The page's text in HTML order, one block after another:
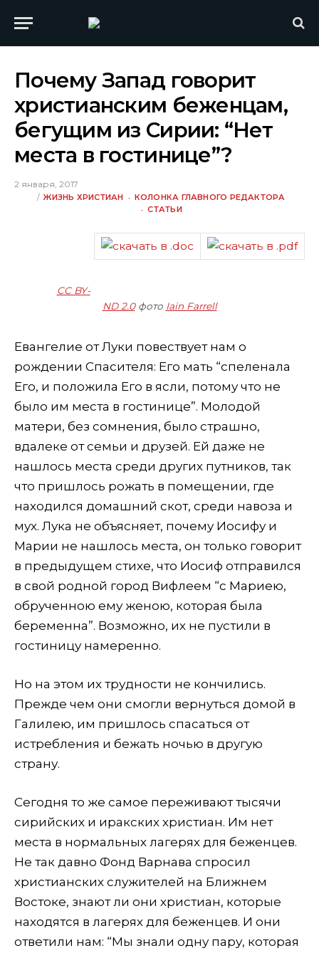
Почему Запад говорит
христианским беженцам,
бегущим из Сирии: “Нет
места в гостинице”?
2 января, 2017
ЖИЗНЬ ХРИСТИАН
КОЛОНКА ГЛАВНОГО РЕДАКТОРА
СТАТЬИ
CC BY-
ND 2.0фото Iain Farrell
Евангелие от Луки повествует нам о
рождении Спасителя: Его мать “спеленала
Его, и положила Его в ясли, потому что не
было им места в гостинице”. Молодой
матери, без сомнения, было страшно,
вдалеке от семьи и друзей. Ей даже не
нашлось места среди других путников, так
что пришлось рожать в помещении, где
находился домашний скот, среди навоза и
мух. Лука не объясняет, почему Иосифу и
Марии не нашлось места, он только говорит
в предыдущем стихе, что Иосиф отправился
в свой родной город Вифлеем “с Мариею,
обрученною ему женою, которая была
беременна”. Возможно, их не пустили в
гостиницу намеренно.
Но на этом их трудности не кончились.
Прежде чем они смогли вернуться домой в
Галилею, им пришлось спасаться от
истребления и бежать ночью в другую
страну.
Сегодня то же самое переживают тысячи
сирийских и иракских христиан. Им нет
места в нормальных лагерях для беженцев.
Не так давно Фонд Варнава спросил
христианских служителей на Ближнем
Востоке, знают ли они христиан, которые
находятся в лагерях для беженцев. И они
ответили нам: “Мы знали одну пару, которая